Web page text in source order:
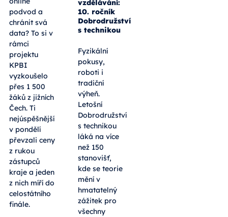
podvod a
chránit svá
data? To si v
rámci
projektu
KPBI
vyzkoušelo
přes 1 500
žáků z jižních
Čech. Ti
nejúspěšnější
v pondělí
převzali ceny
z rukou
zástupců
kraje a jeden
z nich míří do
celostátního
finále.
vzdělávání:
10. ročník
Dobrodružství
s technikou
Fyzikální
pokusy,
roboti i
tradiční
výheň.
Letošní
Dobrodružství
s technikou
láká na více
než 150
stanovišť,
kde se teorie
mění v
hmatatelný
zážitek pro
všechny